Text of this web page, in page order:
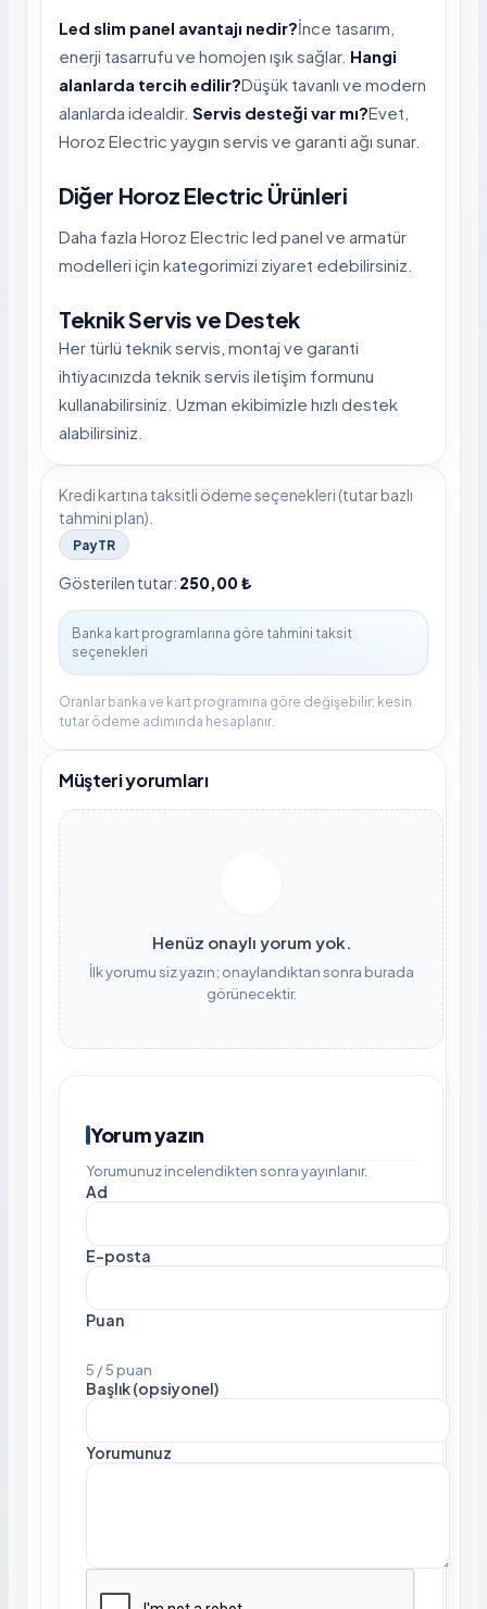
Led slim panel avantajı nedir?İnce tasarım,
enerji tasarrufu ve homojen ışık sağlar. Hangi
alanlarda tercih edilir?Düşük tavanlı ve modern
alanlarda idealdir. Servis desteği var mı?Evet,
Horoz Electric yaygın servis ve garanti ağı sunar.
Diğer Horoz Electric Ürünleri
Daha fazla Horoz Electric led panel ve armatür
modelleri için kategorimizi ziyaret edebilirsiniz.
Teknik Servis ve Destek
Her türlü teknik servis, montaj ve garanti
ihtiyacınızda teknik servis iletişim formunu
kullanabilirsiniz. Uzman ekibimizle hızlı destek
alabilirsiniz.
Kredi kartına taksitli ödeme seçenekleri (tutar bazlı
tahmini plan).
PayTR
Gösterilen tutar: 250,00 ₺
Oranlar banka ve kart programına göre değişebilir; kesin
tutar ödeme adımında hesaplanır.
Müşteri yorumları
Henüz onaylı yorum yok.
İlk yorumu siz yazın; onaylandıktan sonra burada
görünecektir.
Yorum yazın
Yorumunuz incelendikten sonra yayınlanır.
Ad
E-posta
Puan
5 / 5 puan
Başlık (opsiyonel)
Yorumunuz